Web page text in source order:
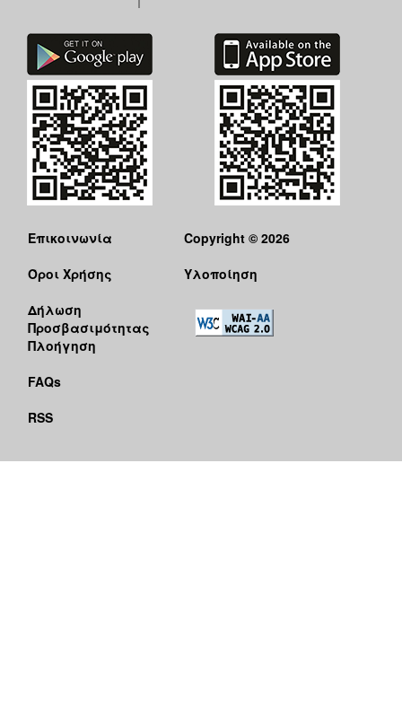
Επικοινωνία
Όροι Χρήσης
Δήλωση
Προσβασιμότητας
Πλοήγηση
FAQs
RSS
Copyright © 2026
Υλοποίηση